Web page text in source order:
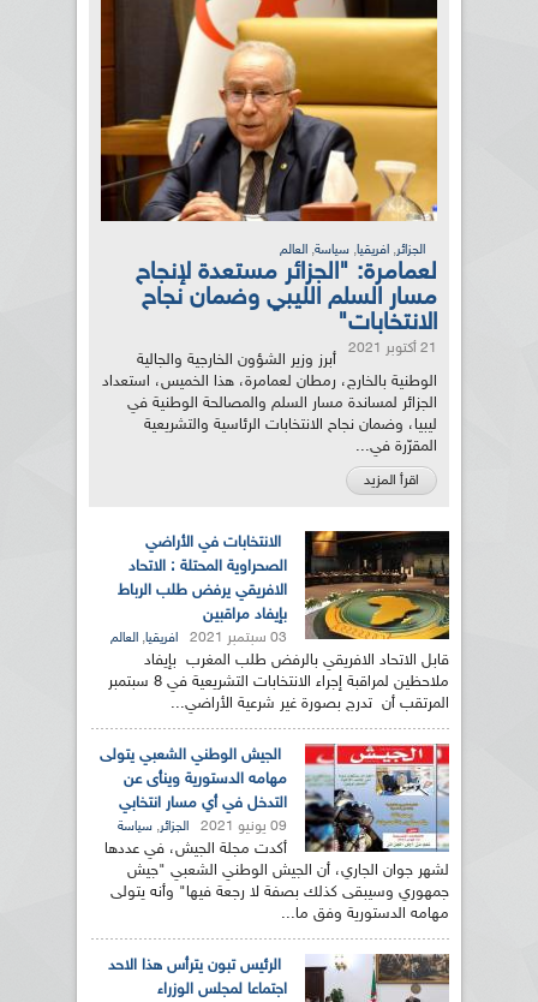
الجزائر, افريقيا, سياسة, العالم
لعمامرة: "الجزائر مستعدة لإنجاح
مسار السلم الليبي وضمان نجاح
الانتخابات"
21 أكتوبر 2021
أبرز وزير الشؤون الخارجية والجالية
الوطنية بالخارج، رمطان لعمامرة، هذا الخميس، استعداد
الجزائر لمساندة مسار السلم والمصالحة الوطنية في
ليبيا، وضمان نجاح الانتخابات الرئاسية والتشريعية
المقرّرة في...
اقرأ المزيد
الانتخابات في الأراضي
الصحراوية المحتلة : الاتحاد
الافريقي يرفض طلب الرباط
بإيفاد مراقبين
03 سبتمبر 2021 افريقيا, العالم
قابل الاتحاد الافريقي بالرفض طلب المغرب بإيفاد
ملاحظين لمراقبة إجراء الانتخابات التشريعية في 8 سبتمبر
المرتقب أن تدرج بصورة غير شرعية الأراضي...
الجيش الوطني الشعبي يتولى
مهامه الدستورية وينأى عن
التدخل في أي مسار انتخابي
09 يونيو 2021 الجزائر, سياسة
أكدت مجلة الجيش، في عددها
لشهر جوان الجاري، أن الجيش الوطني الشعبي "جيش
جمهوري وسيبقى كذلك بصفة لا رجعة فيها" وأنه يتولى
مهامه الدستورية وفق ما...
الرئيس تبون يترأس هذا الاحد
اجتماعا لمجلس الوزراء